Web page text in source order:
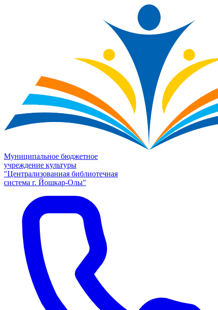
Муниципальное бюджетное
учреждение культуры
"Централизованная библиотечная
система г. Йошкар-Олы"